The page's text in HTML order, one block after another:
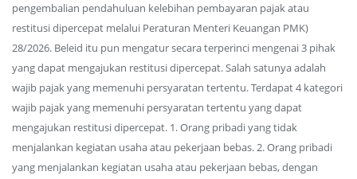
pengembalian pendahuluan kelebihan pembayaran pajak atau
restitusi dipercepat melalui Peraturan Menteri Keuangan PMK)
28/2026. Beleid itu pun mengatur secara terperinci mengenai 3 pihak
yang dapat mengajukan restitusi dipercepat. Salah satunya adalah
wajib pajak yang memenuhi persyaratan tertentu. Terdapat 4 kategori
wajib pajak yang memenuhi persyaratan tertentu yang dapat
mengajukan restitusi dipercepat. 1. Orang pribadi yang tidak
menjalankan kegiatan usaha atau pekerjaan bebas. 2. Orang pribadi
yang menjalankan kegiatan usaha atau pekerjaan bebas, dengan